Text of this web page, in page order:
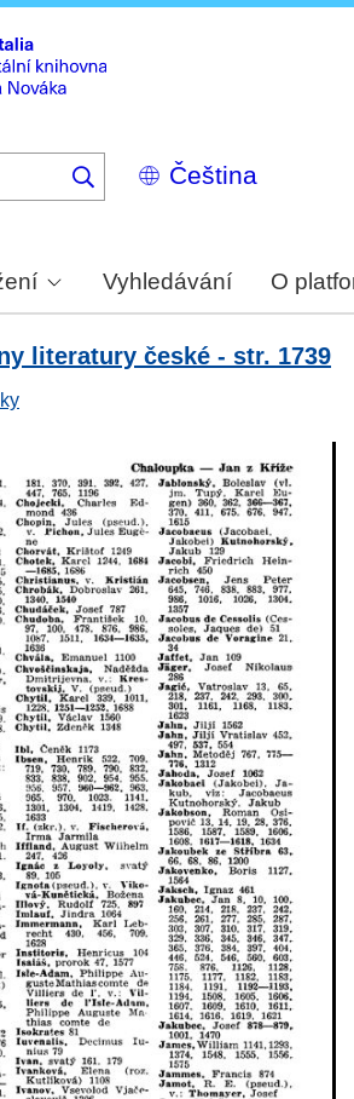
Select
your
Vyhledávání O
literatury české - str. 1739